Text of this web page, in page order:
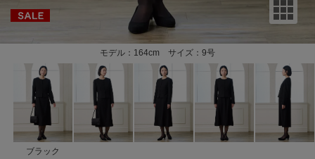
モデル：164cm サイズ：9号
ブラック